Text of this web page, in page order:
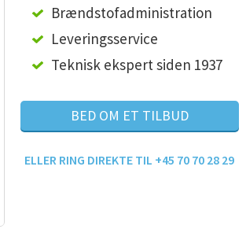
BED OM ET TILBUD
ELLER RING DIREKTE TIL +45 70 70 28 29
Brændstofadministration
Leveringsservice
Teknisk ekspert siden 1937